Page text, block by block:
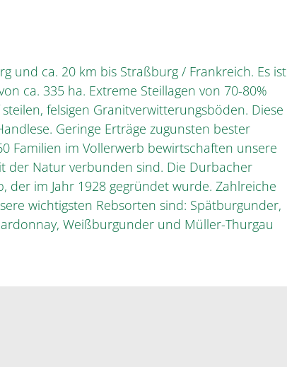
und ca. 20 km bis Straßburg / Frankreich. Es ist
ca. 335 ha. Extreme Steillagen von 70-80%
felsigen Granitverwitterungsböden. Diese
Geringe Erträge zugunsten bester
Familien im Vollerwerb bewirtschaften unsere
der Natur verbunden sind. Die Durbacher
im Jahr 1928 gegründet wurde. Zahlreiche
wichtigsten Rebsorten sind: Spätburgunder,
Weißburgunder und Müller-Thurgau